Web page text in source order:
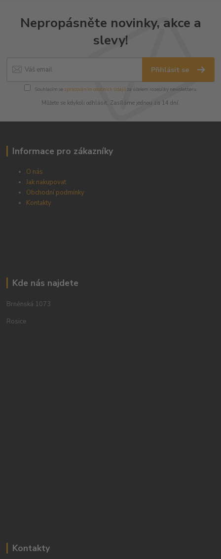
Nepropásněte novinky, akce a
slevy!
Přihlásit se
Souhlasím se zpracováním osobních údajůza účelem rozesílky newsletteru.
Můžete se kdykoli odhlásit. Zasíláme jednou za 14 dní.
Informace pro zákazníky
O nás
Jak nakupovat
Obchodní podmínky
Kontakty
Kde nás najdete
Brněnská 1073
Rosice
Kontakty